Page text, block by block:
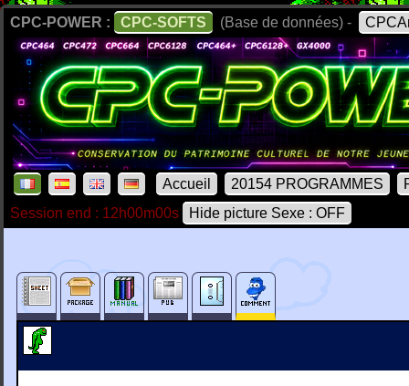
CPC-POWER : CPC-SOFTS (Base de données) -
Accueil 20154 PROGRAMMES
Session end : 12h00m00s
Hide picture Sexe : OFF